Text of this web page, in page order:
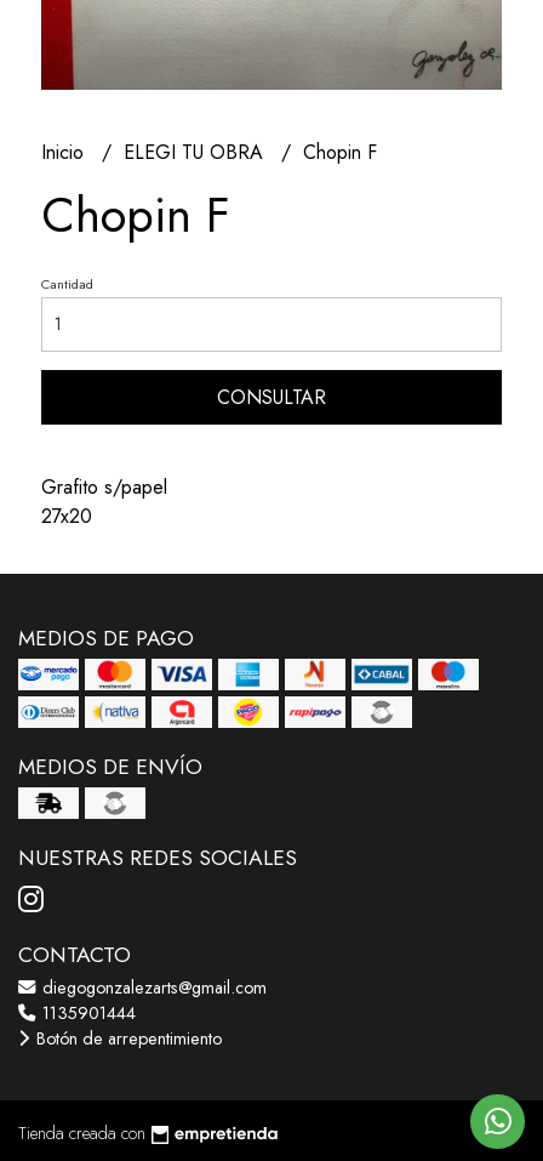
Inicio ELEGI TU OBRA Chopin F
Chopin F
Cantidad
CONSULTAR
Grafito s/papel
27x20
MEDIOS DE PAGO
MEDIOS DE ENVÍO
NUESTRAS REDES SOCIALES
CONTACTO
diegogonzalezarts@gmail.com
1135901444
Botón de arrepentimiento
Tienda creada con